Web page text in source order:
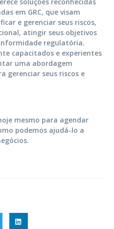
em GRC, que visam
e gerenciar seus riscos,
atingir seus objetivos
regulatória.
capacitados e experientes
uma abordagem
gerenciar seus riscos e
mesmo para agendar
podemos ajudá-lo a